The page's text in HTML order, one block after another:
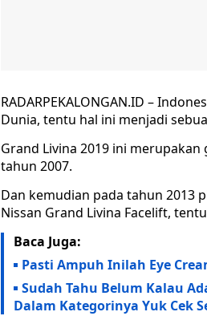
RADARPEKALONGAN.ID –
Dunia, tentu hal ini menjadi
Grand Livina 2019 ini
tahun 2007.
Dan kemudian pada tahun 2013
Nissan Grand Livina Facelift,
Baca Juga:
Pasti Ampuh Inilah Eye
Sudah Tahu Belum Kalau
Dalam Kategorinya Yuk Cek